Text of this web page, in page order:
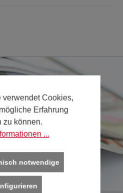
UNSERE
verwendet Cookies,
Erfahrung
zu können.
...
notwendige